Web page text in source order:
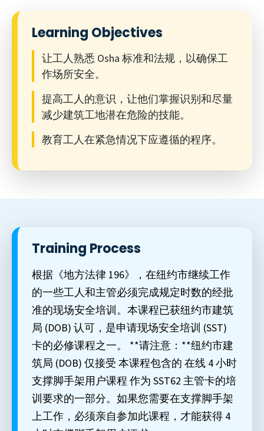
Learning Objectives
让工人熟悉 Osha 标准和法规，以确保工
作场所安全。
提高工人的意识，让他们掌握识别和尽量
减少建筑工地潜在危险的技能。
教育工人在紧急情况下应遵循的程序。
Training Process
根据《地方法律 196》，在纽约市继续工作
的一些工人和主管必须完成规定时数的经批
准的现场安全培训。本课程已获纽约市建筑
局 (DOB) 认可，是申请现场安全培训 (SST)
卡的必修课程之一。 **请注意：**纽约市建
筑局 (DOB) 仅接受 本课程包含的 在线 4 小时
支撑脚手架用户课程 作为 SST62 主管卡的培
训要求的一部分。如果您需要在支撑脚手架
上工作，必须亲自参加此课程，才能获得 4